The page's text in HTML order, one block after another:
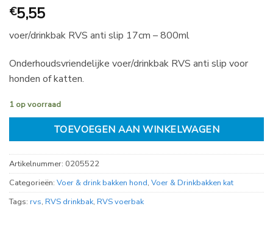
€5,55
voer/drinkbak RVS anti slip 17cm – 800ml
Onderhoudsvriendelijke voer/drinkbak RVS anti slip voor
honden of katten.
1 op voorraad
TOEVOEGEN AAN WINKELWAGEN
Artikelnummer: 0205522
Categorieën: Voer & drink bakken hond, Voer & Drinkbakken kat
Tags: rvs, RVS drinkbak, RVS voerbak